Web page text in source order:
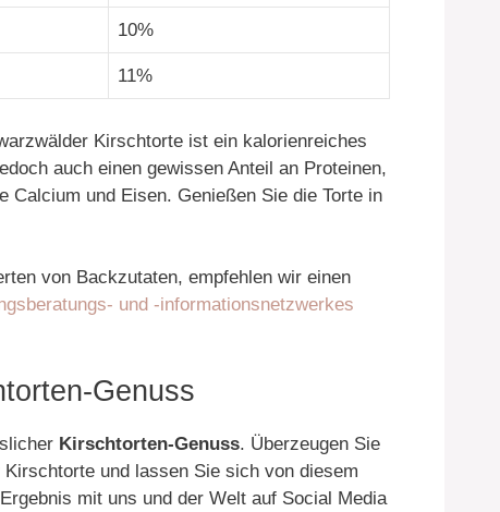
10%
11%
Kirschtorte ist ein kalorienreiches
auch einen gewissen Anteil an Proteinen,
Calcium und Eisen. Genießen Sie die Torte in
von Backzutaten, empfehlen wir einen
und -informationsnetzwerkes
Genuss
Kirschtorten-Genuss. Überzeugen Sie
und lassen Sie sich von diesem
mit uns und der Welt auf Social Media